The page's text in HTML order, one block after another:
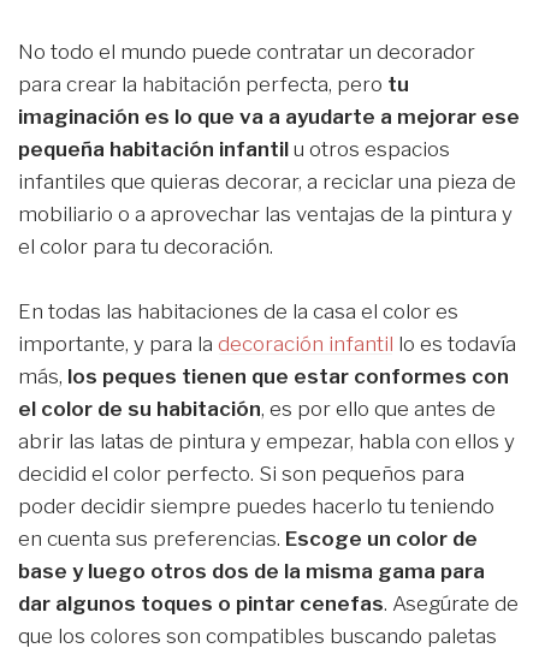
No todo el mundo puede contratar un decorador
para crear la habitación perfecta, pero tu
imaginación es lo que va a ayudarte a mejorar ese
pequeña habitación infantil u otros espacios
infantiles que quieras decorar, a reciclar una pieza de
mobiliario o a aprovechar las ventajas de la pintura y
el color para tu decoración.
En todas las habitaciones de la casa el color es
importante, y para la decoración infantil lo es todavía
más, los peques tienen que estar conformes con
el color de su habitación, es por ello que antes de
abrir las latas de pintura y empezar, habla con ellos y
decidid el color perfecto. Si son pequeños para
poder decidir siempre puedes hacerlo tu teniendo
en cuenta sus preferencias. Escoge un color de
base y luego otros dos de la misma gama para
dar algunos toques o pintar cenefas. Asegúrate de
que los colores son compatibles buscando paletas